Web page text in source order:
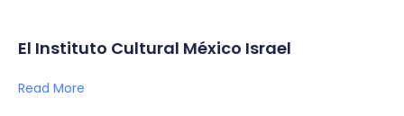
El Instituto Cultural México Israel
Read More